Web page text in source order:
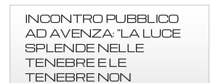
INCONTRO PUBBLICO
AD AVENZA: "LA LUCE
SPLENDE NELLE
TENEBRE E LE
TENEBRE NON